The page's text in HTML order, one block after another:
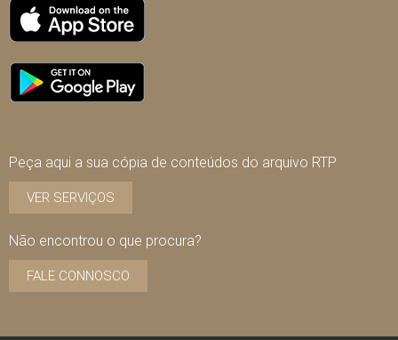
Peça aqui a sua cópia de conteúdos do arquivo RTP
VER SERVIÇOS
Não encontrou o que procura?
FALE CONNOSCO